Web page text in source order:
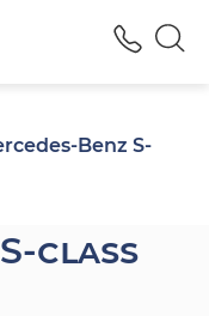
Benz S-
class